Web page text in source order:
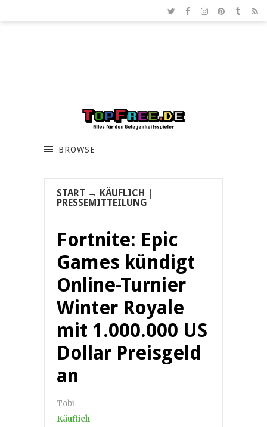
BROWSE
START → KÄUFLICH
PRESSEMITTEILUNG
Fortnite: Epic
Games kündigt
Online-Turnier
Winter Royale
mit 1.000.000 US
Dollar Preisgeld
an
Tobi
Käuflich